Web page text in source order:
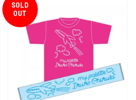
SOLD
OUT